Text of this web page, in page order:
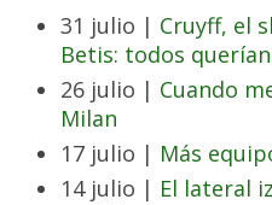
31 julio | Cruyff, el
Betis: todos
26 julio | Cuando
Milan
17 julio | Más
14 julio | El lateral